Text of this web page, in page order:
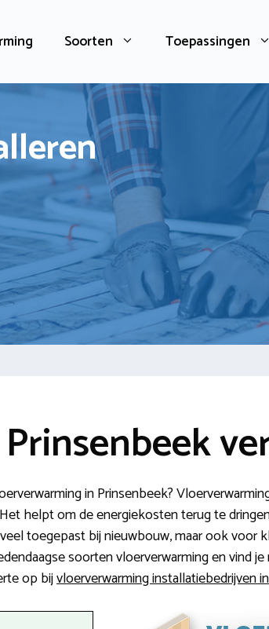
Soorten Toepassingen
in Prinsenbeek?
helpt om de energiekosten terug te
toegepast bij nieuwbouw, maar ook voor
soorten vloerverwarming en vind
op bijvloerverwarming installatiebedrijven